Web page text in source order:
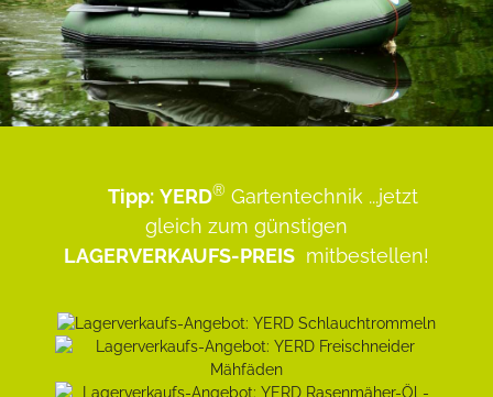
Tipp: YERD® Gartentechnik ...jetzt
gleich zum günstigen
LAGERVERKAUFS-PREIS mitbestellen!